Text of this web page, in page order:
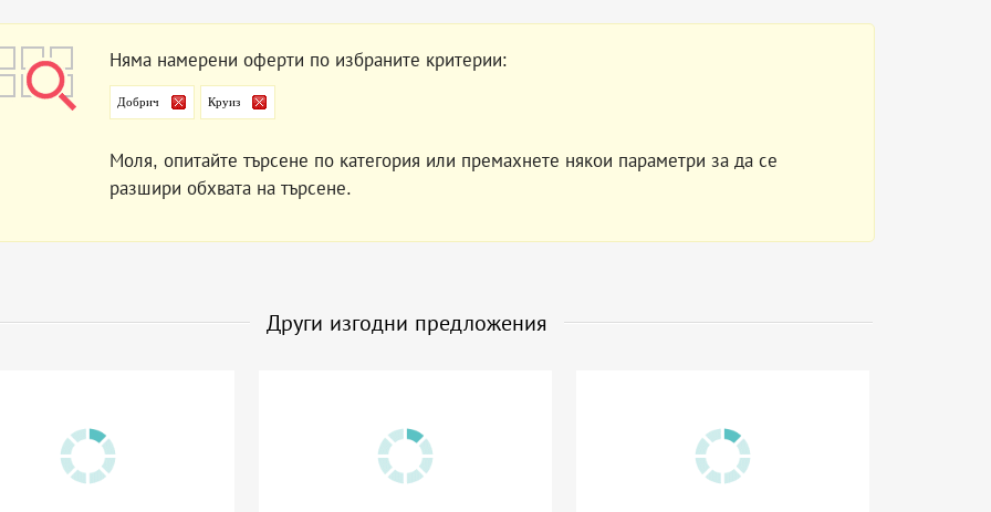
Няма намерени оферти по избраните критерии:
Добрич Круиз
Моля, опитайте търсене по категория или премахнете някои параметри за да се
разшири обхвата на търсене.
Други изгодни предложения